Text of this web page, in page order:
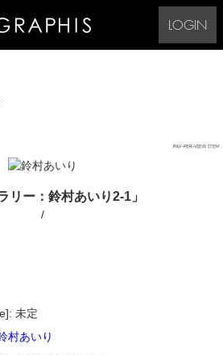
LOGIN
リー：鈴村あいり2-1」
/
未定
村あいり